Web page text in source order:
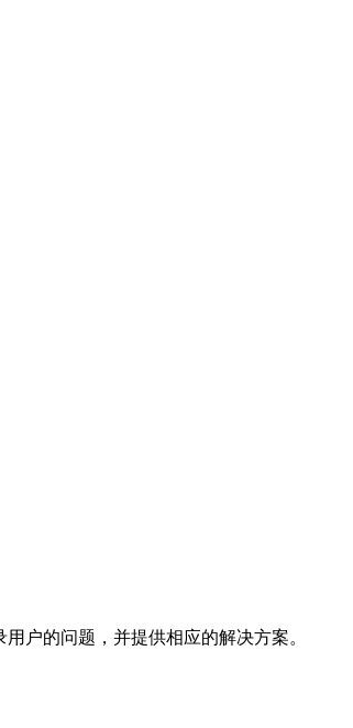
户的问题，并提供相应的解决方案。